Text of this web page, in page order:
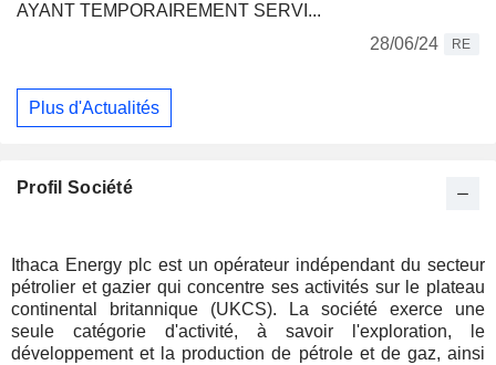
AYANT TEMPORAIREMENT SERVI...
28/06/24
RE
Plus d'Actualités
Profil Société
Ithaca Energy plc est un opérateur indépendant du secteur
pétrolier et gazier qui concentre ses activités sur le plateau
continental britannique (UKCS). La société exerce une
seule catégorie d'activité, à savoir l'exploration, le
développement et la production de pétrole et de gaz, ainsi